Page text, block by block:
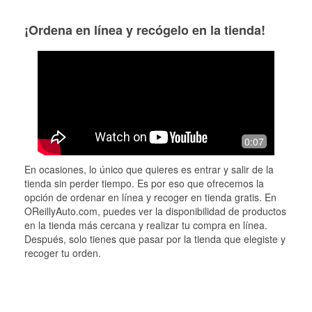
¡Ordena en línea y recógelo en la tienda!
0:07
En ocasiones, lo único que quieres es entrar y salir de la
tienda sin perder tiempo. Es por eso que ofrecemos la
opción de ordenar en línea y recoger en tienda gratis. En
OReillyAuto.com, puedes ver la disponibilidad de productos
en la tienda más cercana y realizar tu compra en línea.
Después, solo tienes que pasar por la tienda que elegiste y
recoger tu orden.